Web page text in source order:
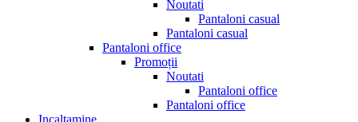
Noutati
Pantaloni casual
Pantaloni casual
Pantaloni office
Promoții
Noutati
Pantaloni office
Pantaloni office
Incaltamine